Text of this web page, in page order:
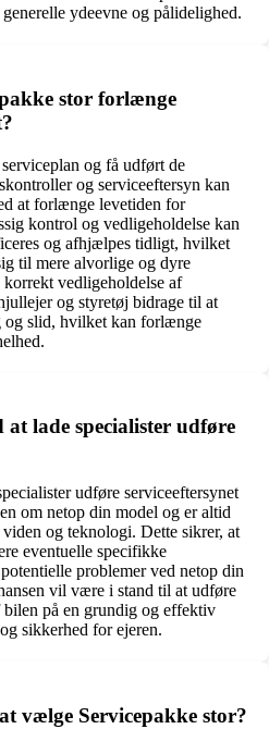
ydeevne og pålidelighed.
stor forlænge
og få udført de
og serviceeftersyn kan
at forlænge levetiden for
kontrol og vedligeholdelse kan
og afhjælpes tidligt, hvilket
til mere alvorlige og dyre
vedligeholdelse af
og styretøj bidrage til at
slid, hvilket kan forlænge
at lade specialister udføre
udføre serviceeftersynet
om netop din model og er altid
viden og teknologi. Dette sikrer, at
eventuelle specifikke
problemer ved netop din
vil være i stand til at udføre
på en grundig og effektiv
sikkerhed for ejeren.
vælge Servicepakke stor?